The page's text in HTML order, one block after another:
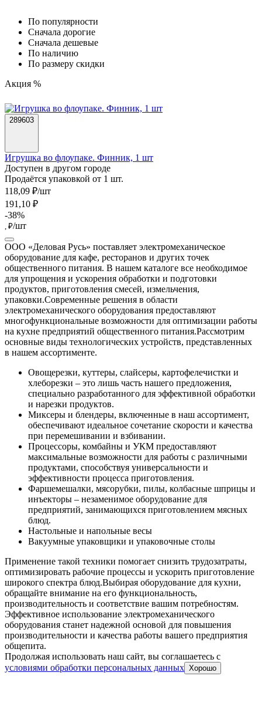
По популярности
Cначала дорогие
Cначала дешевые
По наличию
По размеру скидки
Акция %
289603
Игрушка во флоупаке. Финник, 1 шт
Доступен в другом городе
Продаётся упаковкой от 1 шт.
118,09 ₽/шт
191,10 ₽
-38%
, ₽/шт
ООО «Деловая Русь» поставляет электромеханическое
оборудование для кафе, ресторанов и других точек
общественного питания. В нашем каталоге все необходимое
для упрощения и ускорения обработки и подготовки
продуктов, приготовления смесей, измельчения,
упаковки.Современные решения в области
электромеханического оборудования предоставляют
многофункциональные возможности для оптимизации работы
на кухне предприятий общественного питания.Рассмотрим
основные виды технологических устройств, представленных
в нашем ассортименте.
Овощерезки, куттеры, слайсеры, картофелечистки и
хлеборезки – это лишь часть нашего предложения,
специально разработанного для эффективной обработки
и нарезки продуктов.
Миксеры и блендеры, включенные в наш ассортимент,
обеспечивают идеальное сочетание скорости и качества
при перемешивании и взбивании.
Процессоры, комбайны и УКМ предоставляют
максимальные возможности для работы с различными
продуктами, способствуя универсальности и
эффективности процесса приготовления.
Фаршемешалки, мясорубки, пилы, колбасные шприцы и
инъекторы – незаменимое оборудование для
предприятий, занимающихся приготовлением мясных
блюд.
Настольные и напольные весы
Вакуумные упаковщики и упаковочные столы
Применение такой техники помогает снизить трудозатраты,
оптимизировать рабочие процессы и ускорить приготовление
широкого спектра блюд.Выбирая оборудование для кухни,
обращайте внимание на его функциональность,
производительность и соответствие вашим потребностям.
Эффективное использование электромеханического
оборудования станет надежной основой для повышения
производительности и качества работы вашего предприятия
общепита.
Продолжая использовать наш сайт, вы соглашаетесь c
условиями обработки персональных данных Хорошо